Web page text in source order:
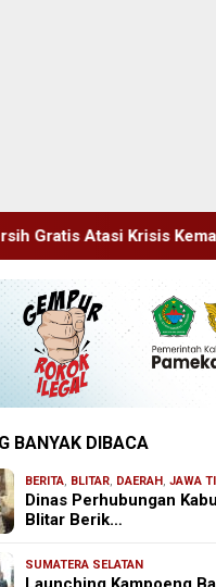
Sidang Tipiring,
BANYAK DIBACA
BERITA, BLITAR, DAERAH ,JAWA
Dinas Perhubungan
Blitar Berik…
SUMATERA SELATAN